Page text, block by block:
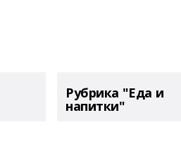
Рубрика "Еда и
напитки"